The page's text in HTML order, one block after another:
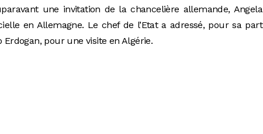
une invitation de la chancelière allemande, Angela
en Allemagne. Le chef de l’Etat a adressé, pour sa part
pour une visite en Algérie.